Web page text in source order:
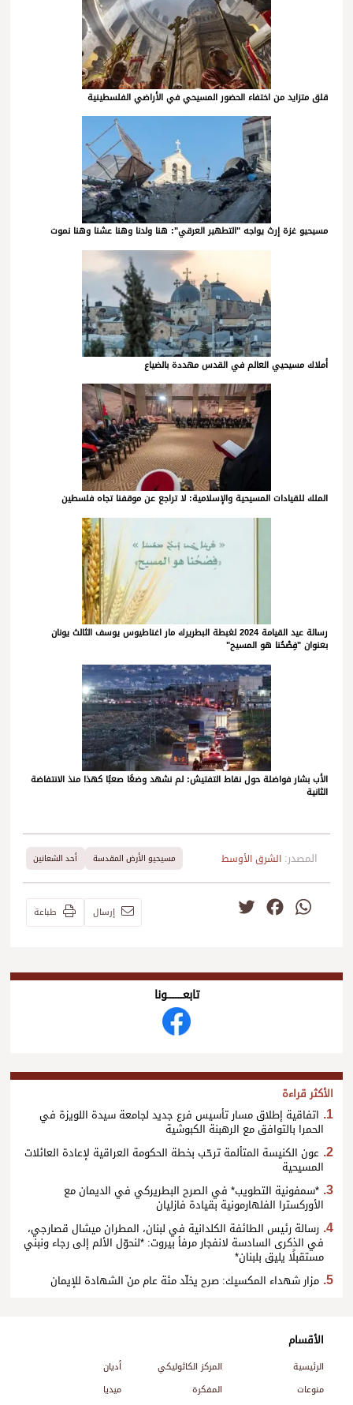
قلق متزايد من اختفاء الحضور المسيحي في الأراضي الفلسطينية
مسيحيو غزة إرث يواجه "التطهير العرقي": هنا ولدنا وهنا عشنا وهنا نموت
أملاك مسيحيي العالم في القدس مهددة بالضياع
الملك للقيادات المسيحية والإسلامية: لا تراجع عن موقفنا تجاه فلسطين
رسالة عيد القيامة 2024 لغبطة البطريرك مار اغناطيوس يوسف الثالث يونان
بعنوان "فِصْحُنا هو المسيح"
الأب بشار فواضلة حول نقاط التفتيش: لم نشهد وضعًا صعبًا كهذا منذ الانتفاضة
الثانية
المصدر: الشرق الأوسط مسيحيو الأرض المقدسة أحد الشعانين
WhatsApp
Facebook إرسال طباعة
تابعــــــــــونا
الأكثر قراءة
اتفاقية إطلاق مسار تأسيس فرع جديد لجامعة سيدة اللويزة في
الحمرا بالتوافق مع الرهبنة الكبوشية
عون الكنيسة المتألمة ترحّب بخطة الحكومة العراقية لإعادة العائلات
المسيحية
*سمفونية التطويب* في الصرح البطريركي في الديمان مع
الأوركسترا الفلهارمونية بقيادة فازليان
رسالة رئيس الطائفة الكلدانية في لبنان، المطران ميشال قصارجي،
في الذكرى السادسة لانفجار مرفأ بيروت: *لنحوّل الألم إلى رجاء ونبني
مستقبلًا يليق بلبنان*
مزار شهداء المكسيك: صرح يخلّد مئة عام من الشهادة للإيمان
الأقسام
الرئيسية المركز الكاثوليكي
أديان
منوعات
المفكرة
ميديا